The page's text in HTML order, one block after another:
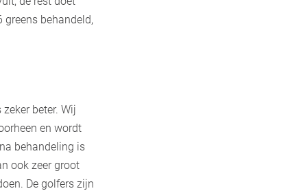
greens behandeld,
beter. Wij
en wordt
behandeling is
ook zeer groot
De golfers zijn